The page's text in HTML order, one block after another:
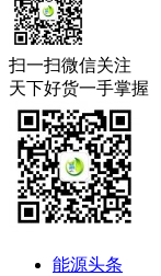
扫一扫微信关注
天下好货一手掌握
能源头条